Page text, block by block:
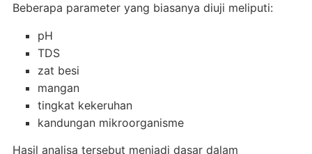
Beberapa parameter yang biasanya diuji meliputi:
pH
TDS
zat besi
mangan
tingkat kekeruhan
kandungan mikroorganisme
Hasil analisa tersebut menjadi dasar dalam